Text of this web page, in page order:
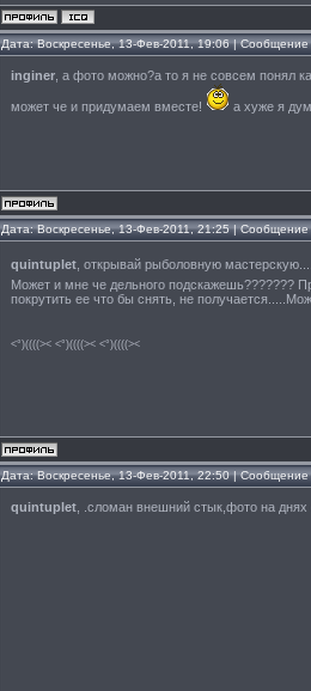
Дата: Воскресенье, 13-Фев-2011, 19:06 |
inginer , а фото можно?а то я не совсем понял
может че и придумаем вместе! а хуже я
Дата: Воскресенье, 13-Фев-2011, 21:25 |
quintuplet , открывай рыболовную
Может и мне че дельного подскажешь???????
покрутить ее что бы снять, не
<°)((((>< <°)((((>< <°)((((><
Дата: Воскресенье, 13-Фев-2011, 22:50 |
quintuplet , .сломан внешний стык,фото на